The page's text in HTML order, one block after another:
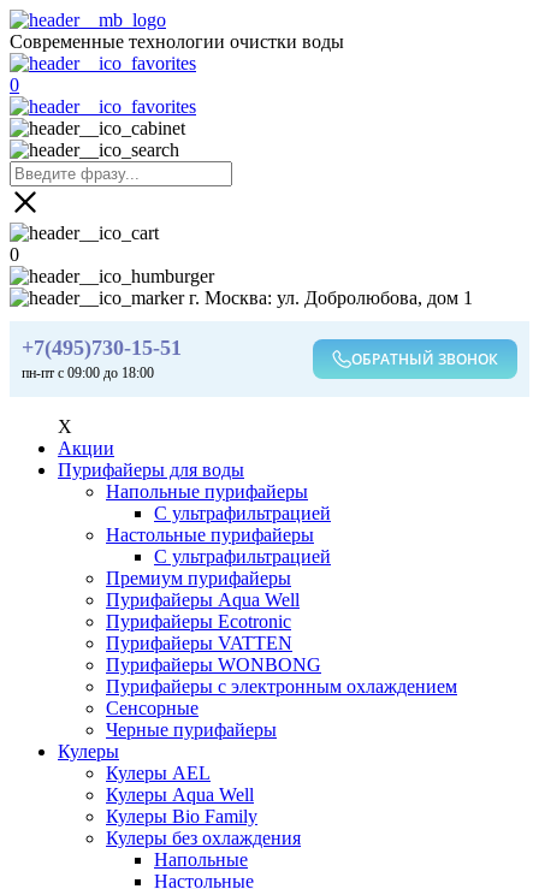
Современные технологии очистки воды
0
0
г. Москва: ул. Добролюбова, дом 1
+7(495)730-15-51
пн-пт с 09:00 до 18:00
ОБРАТНЫЙ ЗВОНОК
X
Акции
Пурифайеры для воды
Напольные пурифайеры
С ультрафильтрацией
Настольные пурифайеры
С ультрафильтрацией
Премиум пурифайеры
Пурифайеры Aqua Well
Пурифайеры Ecotronic
Пурифайеры VATTEN
Пурифайеры WONBONG
Пурифайеры с электронным охлаждением
Сенсорные
Черные пурифайеры
Кулеры
Кулеры AEL
Кулеры Aqua Well
Кулеры Bio Family
Кулеры без охлаждения
Напольные
Настольные